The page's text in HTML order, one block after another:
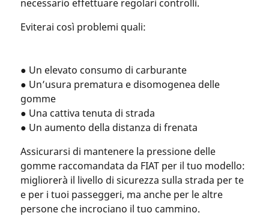
necessario effettuare regolari controlli.
Eviterai così problemi quali:
● Un elevato consumo di carburante
● Un’usura prematura e disomogenea delle
gomme
● Una cattiva tenuta di strada
● Un aumento della distanza di frenata
Assicurarsi di mantenere la pressione delle
gomme raccomandata da FIAT per il tuo modello:
migliorerà il livello di sicurezza sulla strada per te
e per i tuoi passeggeri, ma anche per le altre
persone che incrociano il tuo cammino.